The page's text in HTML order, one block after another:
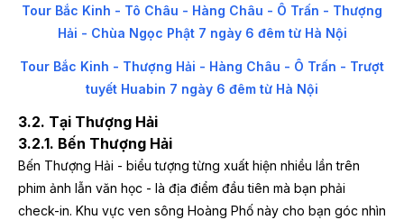
Tour Bắc Kinh - Tô Châu - Hàng Châu - Ô Trấn - Thượng
Hải - Chùa Ngọc Phật 7 ngày 6 đêm từ Hà Nội
Tour Bắc Kinh - Thượng Hải - Hàng Châu - Ô Trấn - Trượt
tuyết Huabin 7 ngày 6 đêm từ Hà Nội
3.2. Tại Thượng Hải
3.2.1. Bến Thượng Hải
Bến Thượng Hải - biểu tượng từng xuất hiện nhiều lần trên
phim ảnh lẫn văn học - là địa điểm đầu tiên mà bạn phải
check-in. Khu vực ven sông Hoàng Phố này cho bạn góc nhìn